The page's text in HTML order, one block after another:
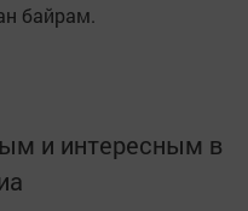
байрам.
и интересным в